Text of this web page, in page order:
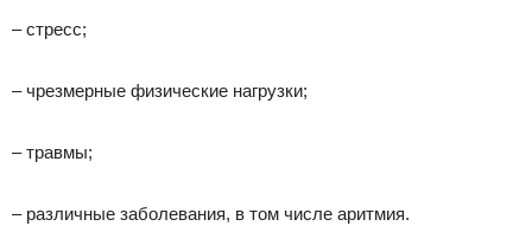
– стресс;
– чрезмерные физические нагрузки;
– травмы;
– различные заболевания, в том числе аритмия.